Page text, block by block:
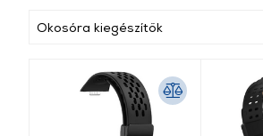
Okosóra kiegészítők